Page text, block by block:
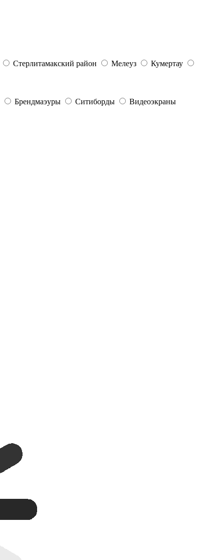
Стерлитамакский район Мелеуз Кумертау
Брендмаэуры Ситиборды Видеоэкраны